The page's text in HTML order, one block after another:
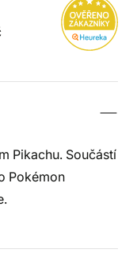
Pikachu. Součástí
Pokémon